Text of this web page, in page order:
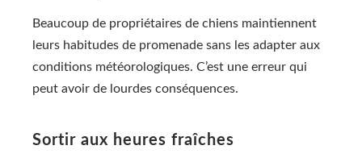
Beaucoup de propriétaires de chiens maintiennent
leurs habitudes de promenade sans les adapter aux
conditions météorologiques. C’est une erreur qui
peut avoir de lourdes conséquences.
Sortir aux heures fraîches